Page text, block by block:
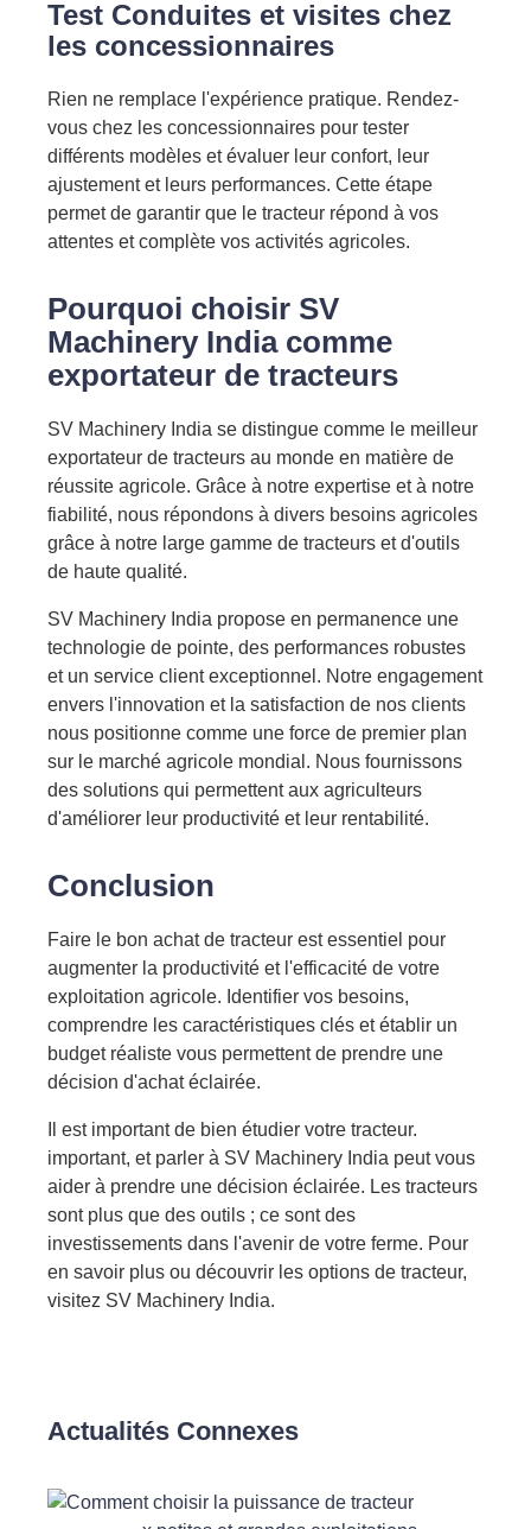
Test Conduites et visites chez
les concessionnaires
Rien ne remplace l'expérience pratique. Rendez-
vous chez les concessionnaires pour tester
différents modèles et évaluer leur confort, leur
ajustement et leurs performances. Cette étape
permet de garantir que le tracteur répond à vos
attentes et complète vos activités agricoles.
Pourquoi choisir SV
Machinery India comme
exportateur de tracteurs
SV Machinery India se distingue comme le meilleur
exportateur de tracteurs au monde en matière de
réussite agricole. Grâce à notre expertise et à notre
fiabilité, nous répondons à divers besoins agricoles
grâce à notre large gamme de tracteurs et d'outils
de haute qualité.
SV Machinery India propose en permanence une
technologie de pointe, des performances robustes
et un service client exceptionnel. Notre engagement
envers l'innovation et la satisfaction de nos clients
nous positionne comme une force de premier plan
sur le marché agricole mondial. Nous fournissons
des solutions qui permettent aux agriculteurs
d'améliorer leur productivité et leur rentabilité.
Conclusion
Faire le bon achat de tracteur est essentiel pour
augmenter la productivité et l'efficacité de votre
exploitation agricole. Identifier vos besoins,
comprendre les caractéristiques clés et établir un
budget réaliste vous permettent de prendre une
décision d'achat éclairée.
Il est important de bien étudier votre tracteur.
important, et parler à SV Machinery India peut vous
aider à prendre une décision éclairée. Les tracteurs
sont plus que des outils ; ce sont des
investissements dans l'avenir de votre ferme. Pour
en savoir plus ou découvrir les options de tracteur,
visitez SV Machinery India.
Actualités Connexes